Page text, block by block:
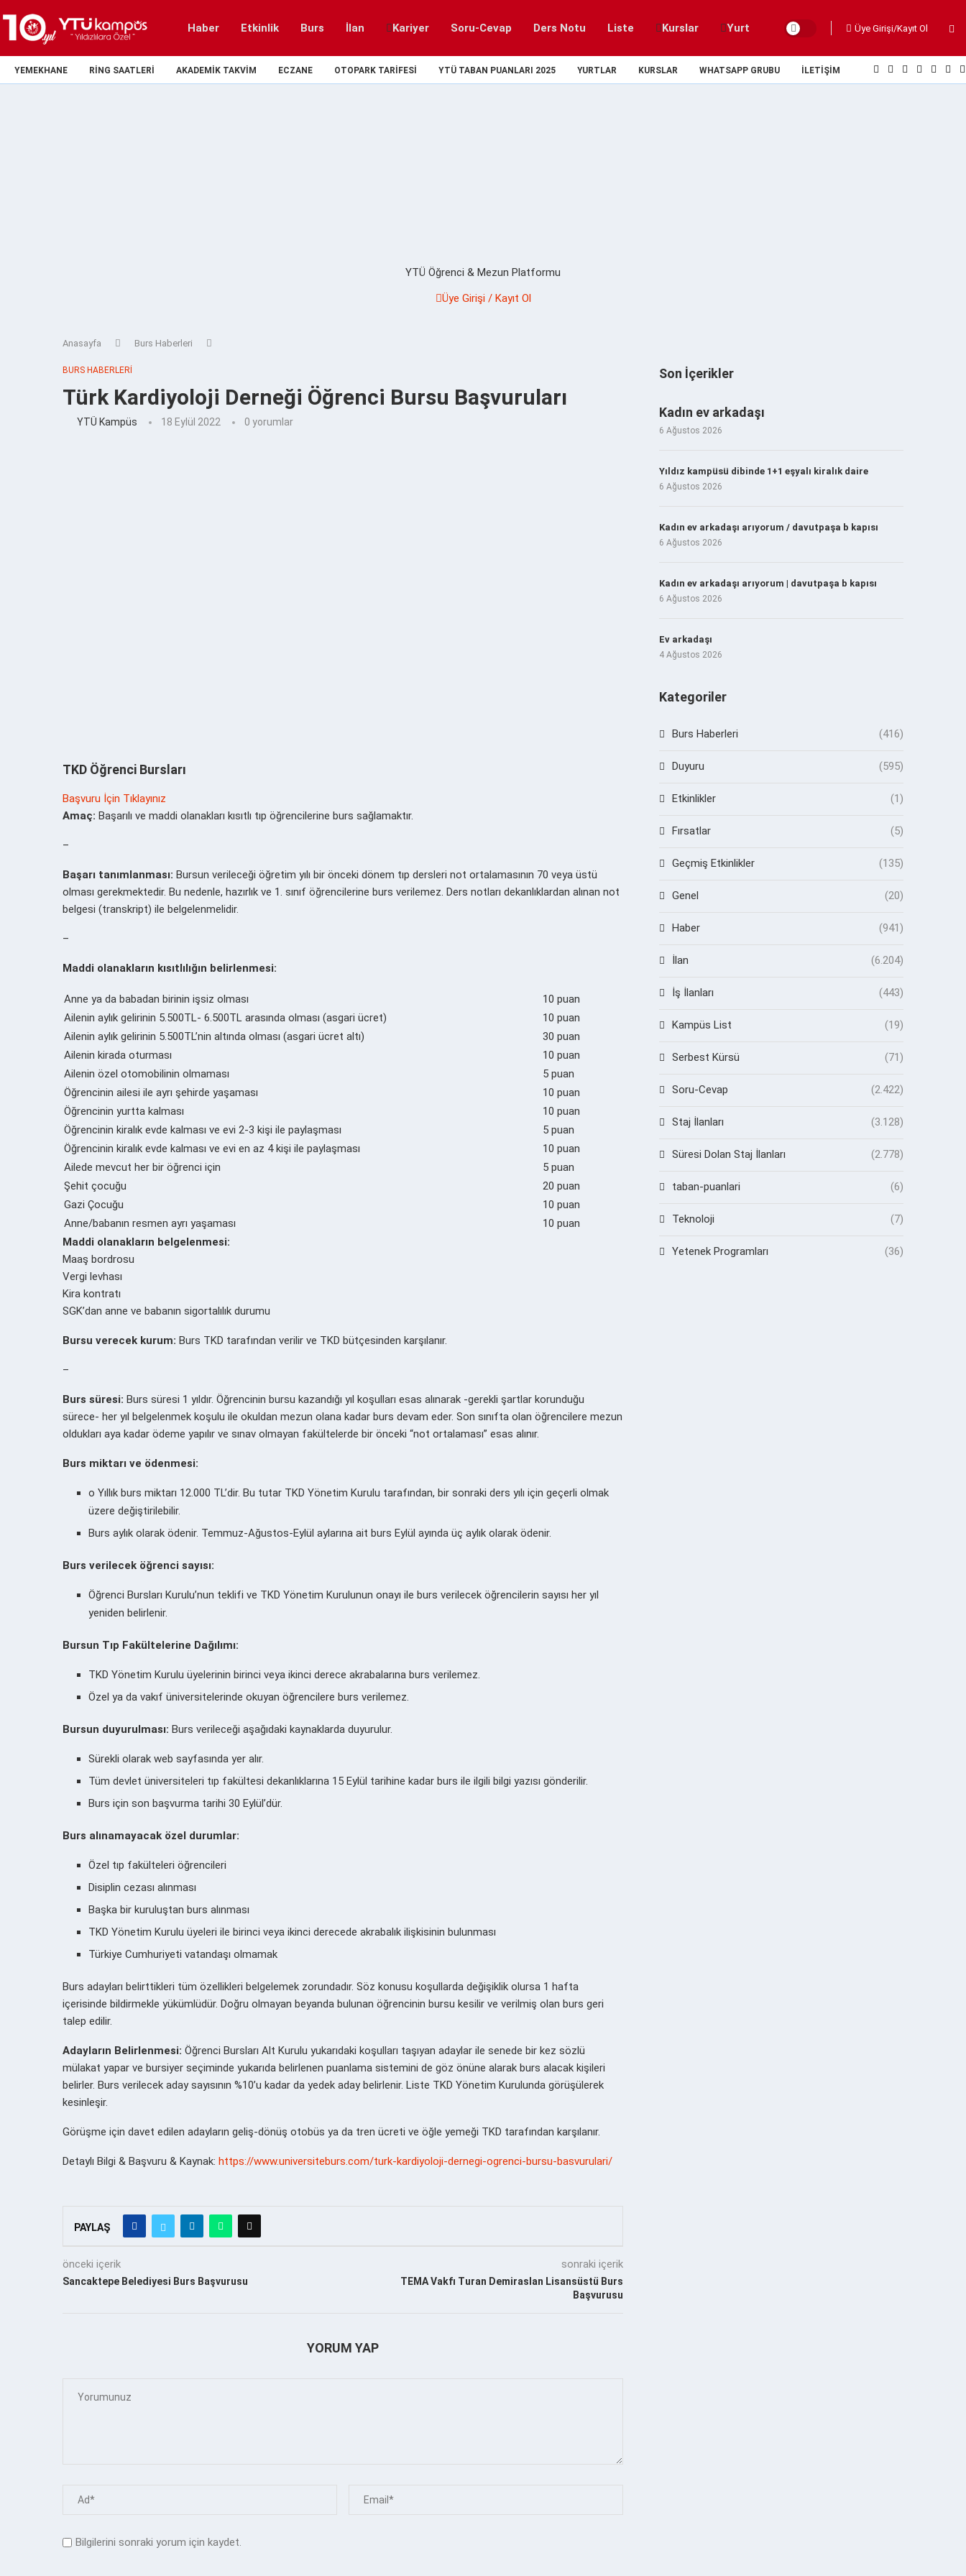
Haber Etkinlik Burs İlan Kariyer Soru-Cevap Ders Notu Liste Kurslar Yurt Üye Girişi/Kayıt Ol
YEMEKHANE RING SAATLERI AKADEMIK TAKVIM ECZANE OTOPARK TARIFESI YTÜ TABAN PUANLARI 2025 YURTLAR KURSLAR WHATSAPP GRUBU İLETIŞIM
YTÜ Öğrenci & Mezun Platformu
Üye Girişi / Kayıt Ol
Anasayfa Burs Haberleri
BURS HABERLERI
Türk Kardiyoloji Derneği Öğrenci Bursu Başvuruları
YTÜ Kampüs 18 Eylül 2022 0 yorumlar
TKD Öğrenci Bursları
Başvuru İçin Tıklayınız
Amaç: Başarılı ve maddi olanakları kısıtlı tıp öğrencilerine burs sağlamaktır.
–
Başarı tanımlanması: Bursun verileceği öğretim yılı bir önceki dönem tıp dersleri not ortalamasının 70 veya üstü
olması gerekmektedir. Bu nedenle, hazırlık ve 1. sınıf öğrencilerine burs verilemez. Ders notları dekanlıklardan alınan not
belgesi (transkript) ile belgelenmelidir.
–
Maddi olanakların kısıtlılığın belirlenmesi:
Anne ya da babadan birinin işsiz olması
10 puan
Ailenin aylık gelirinin 5.500TL- 6.500TL arasında olması (asgari ücret)
10 puan
Ailenin aylık gelirinin 5.500TL’nin altında olması (asgari ücret altı)
30 puan
Ailenin kirada oturması
10 puan
Ailenin özel otomobilinin olmaması
5 puan
Öğrencinin ailesi ile ayrı şehirde yaşaması
10 puan
Öğrencinin yurtta kalması
10 puan
Öğrencinin kiralık evde kalması ve evi 2-3 kişi ile paylaşması
5 puan
Öğrencinin kiralık evde kalması ve evi en az 4 kişi ile paylaşması
10 puan
Ailede mevcut her bir öğrenci için
5 puan
Şehit çocuğu
20 puan
Gazi Çocuğu
10 puan
Anne/babanın resmen ayrı yaşaması
10 puan
Maddi olanakların belgelenmesi:
Maaş bordrosu
Vergi levhası
Kira kontratı
SGK’dan anne ve babanın sigortalılık durumu
Bursu verecek kurum: Burs TKD tarafından verilir ve TKD bütçesinden karşılanır.
–
Burs süresi: Burs süresi 1 yıldır. Öğrencinin bursu kazandığı yıl koşulları esas alınarak -gerekli şartlar korunduğu
sürece- her yıl belgelenmek koşulu ile okuldan mezun olana kadar burs devam eder. Son sınıfta olan öğrencilere mezun
oldukları aya kadar ödeme yapılır ve sınav olmayan fakültelerde bir önceki “not ortalaması” esas alınır.
Burs miktarı ve ödenmesi:
o Yıllık burs miktarı 12.000 TL’dir. Bu tutar TKD Yönetim Kurulu tarafından, bir sonraki ders yılı için geçerli olmak
üzere değiştirilebilir.
Burs aylık olarak ödenir. Temmuz-Ağustos-Eylül aylarına ait burs Eylül ayında üç aylık olarak ödenir.
Burs verilecek öğrenci sayısı:
Öğrenci Bursları Kurulu’nun teklifi ve TKD Yönetim Kurulunun onayı ile burs verilecek öğrencilerin sayısı her yıl
yeniden belirlenir.
Bursun Tıp Fakültelerine Dağılımı:
TKD Yönetim Kurulu üyelerinin birinci veya ikinci derece akrabalarına burs verilemez.
Özel ya da vakıf üniversitelerinde okuyan öğrencilere burs verilemez.
Bursun duyurulması: Burs verileceği aşağıdaki kaynaklarda duyurulur.
Sürekli olarak web sayfasında yer alır.
Tüm devlet üniversiteleri tıp fakültesi dekanlıklarına 15 Eylül tarihine kadar burs ile ilgili bilgi yazısı gönderilir.
Burs için son başvurma tarihi 30 Eylül’dür.
Burs alınamayacak özel durumlar:
Özel tıp fakülteleri öğrencileri
Disiplin cezası alınması
Başka bir kuruluştan burs alınması
TKD Yönetim Kurulu üyeleri ile birinci veya ikinci derecede akrabalık ilişkisinin bulunması
Türkiye Cumhuriyeti vatandaşı olmamak
Burs adayları belirttikleri tüm özellikleri belgelemek zorundadır. Söz konusu koşullarda değişiklik olursa 1 hafta
içerisinde bildirmekle yükümlüdür. Doğru olmayan beyanda bulunan öğrencinin bursu kesilir ve verilmiş olan burs geri
talep edilir.
Adayların Belirlenmesi: Öğrenci Bursları Alt Kurulu yukarıdaki koşulları taşıyan adaylar ile senede bir kez sözlü
mülakat yapar ve bursiyer seçiminde yukarıda belirlenen puanlama sistemini de göz önüne alarak burs alacak kişileri
belirler. Burs verilecek aday sayısının %10’u kadar da yedek aday belirlenir. Liste TKD Yönetim Kurulunda görüşülerek
kesinleşir.
Görüşme için davet edilen adayların geliş-dönüş otobüs ya da tren ücreti ve öğle yemeği TKD tarafından karşılanır.
Detaylı Bilgi & Başvuru & Kaynak: https://www.universiteburs.com/turk-kardiyoloji-dernegi-ogrenci-bursu-basvurulari/
PAYLAŞ
önceki içerik
Sancaktepe Belediyesi Burs Başvurusu
sonraki içerik
TEMA Vakfı Turan Demiraslan Lisansüstü Burs
Başvurusu
YORUM YAP
Bilgilerini sonraki yorum için kaydet.
Son İçerikler
Kadın ev arkadaşı
6 Ağustos 2026
Yıldız kampüsü dibinde 1+1 eşyalı kiralık daire
6 Ağustos 2026
Kadın ev arkadaşı arıyorum / davutpaşa b kapısı
6 Ağustos 2026
Kadın ev arkadaşı arıyorum | davutpaşa b kapısı
6 Ağustos 2026
Ev arkadaşı
4 Ağustos 2026
Kategoriler
Burs Haberleri (416)
Duyuru (595)
Etkinlikler (1)
Fırsatlar (5)
Geçmiş Etkinlikler (135)
Genel (20)
Haber (941)
İlan (6.204)
İş İlanları (443)
Kampüs List (19)
Serbest Kürsü (71)
Soru-Cevap (2.422)
Staj İlanları (3.128)
Süresi Dolan Staj İlanları (2.778)
taban-puanlari (6)
Teknoloji (7)
Yetenek Programları (36)